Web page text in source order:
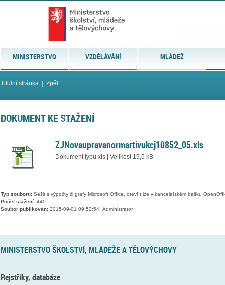
MINISTERSTVO VZDĚLÁVÁNÍ MLÁDEŽ
Titulní stránka| Zpět
DOKUMENT KE STAŽENÍ
ZJNovaupravanormartivukcj10852_05.xls
Dokument typu xls | Velikost 19,5 kB
Typ souboru:Sešit s výpočty či grafy Microsoft Office, otevřít lze v kancelářském balíku
Počet stažení:440
Soubor publikován:2015-09-01 09:52:54, Administrator
MINISTERSTVO ŠKOLSTVÍ, MLÁDEŽE A TĚLOVÝCHOVY
Rejstříky, databáze